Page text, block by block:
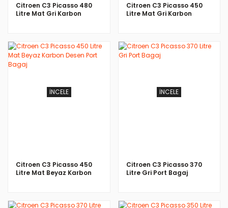
Citroen C3 Picasso 480
Litre Mat Gri Karbon
Citroen C3 Picasso 450
Litre Mat Gri Karbon
İNCELE
Citroen C3 Picasso 450
Litre Mat Beyaz Karbon
İNCELE
Citroen C3 Picasso 370
Litre Gri Port Bagaj